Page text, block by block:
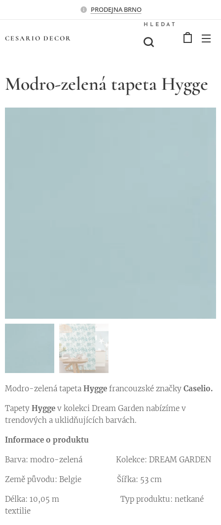
PRODEJNA BRNO
CESARIO DECOR
HLEDAT
Modro-zelená tapeta Hygge
Modro-zelená tapeta Hygge francouzské značky Caselio.
Tapety Hygge v kolekci Dream Garden nabízíme v
trendových a uklidňujících barvách.
Informace o produktu
Barva: modro-zelená Kolekce: DREAM GARDEN
Země původu: Belgie Šířka: 53 cm
Délka: 10,05 m Typ produktu: netkané
textilie